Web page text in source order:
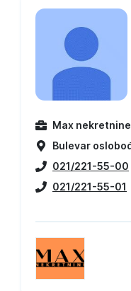
Max nekretnine
Bulevar
021/221-55-00
021/221-55-01